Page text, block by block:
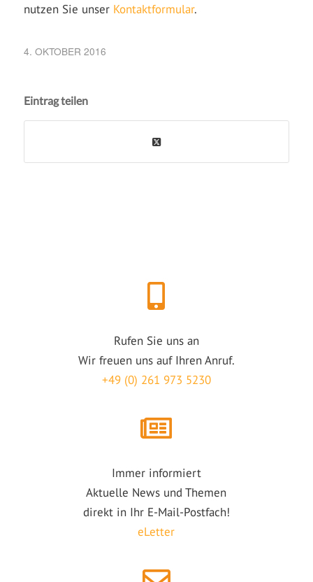
nutzen Sie unser Kontaktformular.
4. OKTOBER 2016
Eintrag teilen
Rufen Sie uns an
Wir freuen uns auf Ihren Anruf.
+49 (0) 261 973 5230
Immer informiert
Aktuelle News und Themen
direkt in Ihr E-Mail-Postfach!
eLetter